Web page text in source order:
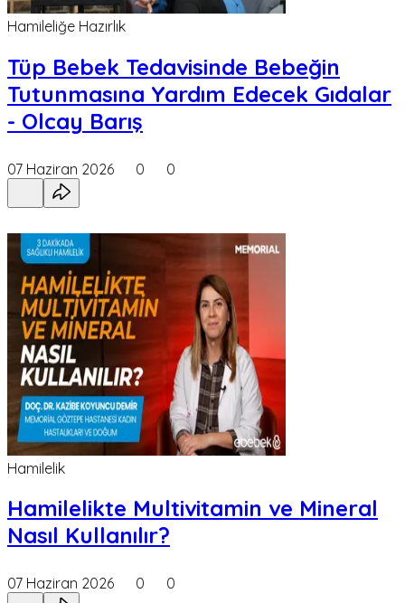
Hamileliğe Hazırlık
Tüp Bebek Tedavisinde Bebeğin
Tutunmasına Yardım Edecek Gıdalar
- Olcay Barış
07 Haziran 2026 0 0
Hamilelik
Hamilelikte Multivitamin ve Mineral
Nasıl Kullanılır?
07 Haziran 2026 0 0